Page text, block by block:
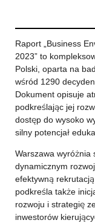
Raport „Business
2023” to
Polski, oparta na
wśród 1290
Dokument opisuje
podkreślając jej
dostęp do wysoko
silny potencjał
Warszawa wyróżnia
dynamicznym
efektywną
podkreśla także
rozwoju i strategię
inwestorów